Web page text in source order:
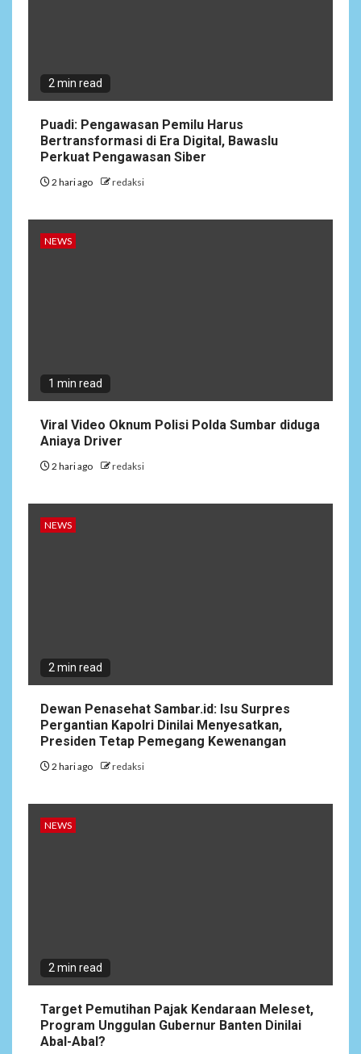
2 min read
Puadi: Pengawasan Pemilu Harus
Bertransformasi di Era Digital, Bawaslu
Perkuat Pengawasan Siber
2 hari ago redaksi
NEWS
1 min read
Viral Video Oknum Polisi Polda Sumbar diduga
Aniaya Driver
2 hari ago redaksi
NEWS
2 min read
Dewan Penasehat Sambar.id: Isu Surpres
Pergantian Kapolri Dinilai Menyesatkan,
Presiden Tetap Pemegang Kewenangan
2 hari ago redaksi
NEWS
2 min read
Target Pemutihan Pajak Kendaraan Meleset,
Program Unggulan Gubernur Banten Dinilai
Abal-Abal?